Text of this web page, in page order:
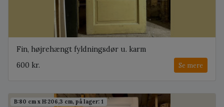
Fin, højrehængt fyldningsdør u. karm
600 kr.
Se mere
B:80 cm x H:206,3 cm, på lager: 1